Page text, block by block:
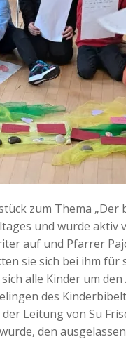
zum Thema „Der
und wurde
auf und Pfarrer
sie sich bei ihm
alle Kinder um
des
Leitung von Su
den